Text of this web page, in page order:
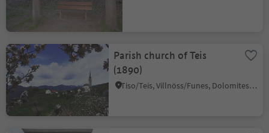
Parish church of Teis
(1890)
Tiso/Teis, Villnöss/Funes, Dolomites Region Lüsen Villnöss